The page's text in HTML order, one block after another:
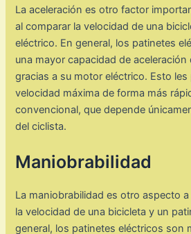
La aceleración es otro factor
al comparar la velocidad de una
eléctrico. En general, los patinetes
una mayor capacidad de aceleración
gracias a su motor eléctrico. Esto
velocidad máxima de forma más
convencional, que depende
del ciclista.
Maniobrabilidad
La maniobrabilidad es otro aspecto
la velocidad de una bicicleta y un
general, los patinetes eléctricos son